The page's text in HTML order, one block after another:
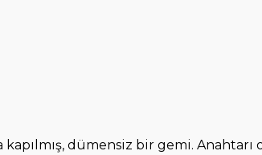
kapılmış, dümensiz bir gemi.